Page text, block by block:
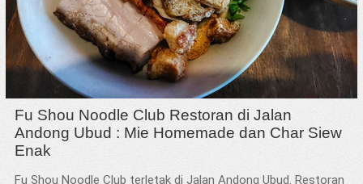
Fu Shou Noodle Club Restoran di Jalan
Andong Ubud : Mie Homemade dan Char Siew
Enak
Fu Shou Noodle Club terletak di Jalan Andong Ubud. Restoran